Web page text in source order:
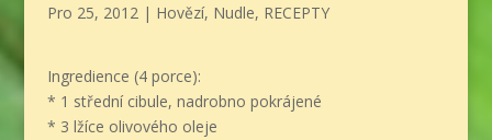
Pro 25, 2012| Hovězí, Nudle, RECEPTY
Ingredience (4 porce):
* 1 střední cibule, nadrobno pokrájené
* 3 lžíce olivového oleje